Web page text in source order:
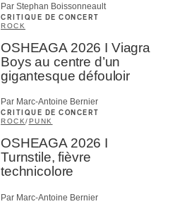
Par Stephan Boissonneault
CRITIQUE DE CONCERT
ROCK
OSHEAGA 2026 I Viagra
Boys au centre d’un
gigantesque défouloir
Par Marc-Antoine Bernier
CRITIQUE DE CONCERT
ROCK/PUNK
OSHEAGA 2026 I
Turnstile, fièvre
technicolore
Par Marc-Antoine Bernier